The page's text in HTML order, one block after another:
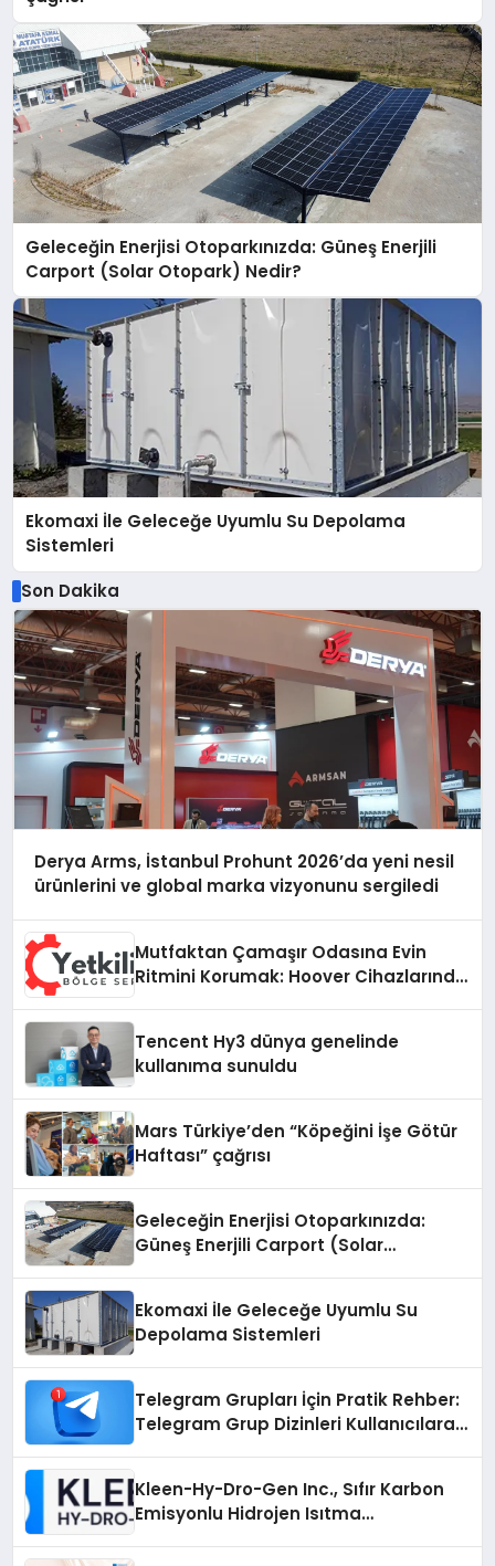
Geleceğin Enerjisi Otoparkınızda: Güneş Enerjili
Carport (Solar Otopark) Nedir?
Ekomaxi İle Geleceğe Uyumlu Su Depolama
Sistemleri
Son Dakika
Derya Arms, İstanbul Prohunt 2026’da yeni nesil
ürünlerini ve global marka vizyonunu sergiledi
Mutfaktan Çamaşır Odasına Evin
Ritmini Korumak: Hoover Cihazlarında
Tencent Hy3 dünya genelinde
kullanıma sunuldu
Mars Türkiye’den “Köpeğini İşe Götür
Haftası” çağrısı
Geleceğin Enerjisi Otoparkınızda:
Güneş Enerjili Carport (Solar
Ekomaxi İle Geleceğe Uyumlu Su
Depolama Sistemleri
Telegram Grupları İçin Pratik Rehber:
Telegram Grup Dizinleri Kullanıcılara
Kleen-Hy-Dro-Gen Inc., Sıfır Karbon
Emisyonlu Hidrojen Isıtma